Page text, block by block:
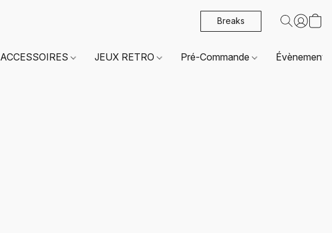
Breaks
ACCESSOIRES JEUX RETRO Pré-Commande Évènements